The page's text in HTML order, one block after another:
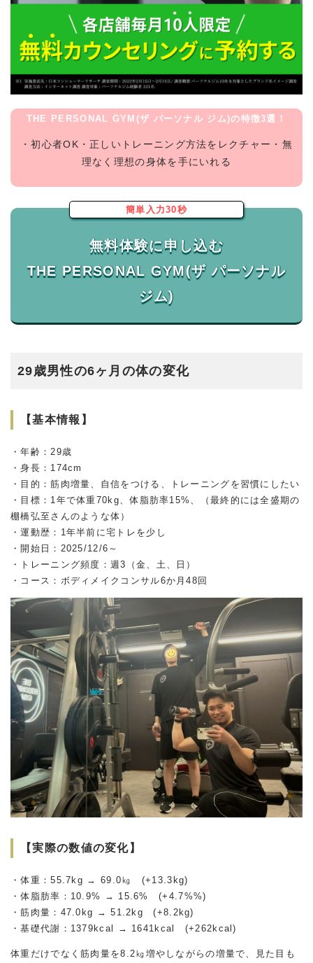
THE PERSONAL GYM(ザ パーソナル ジム)の特徴3選！
・初心者OK・正しいトレーニング方法をレクチャー・無
理なく理想の身体を手にいれる
簡単入力30秒
無料体験に申し込む
THE PERSONAL GYM(ザ パーソナル
29歳男性の6ヶ月の体の変化
【基本情報】
・年齢：29歳
・身長：174cm
・目的：筋肉増量、自信をつける、トレーニングを習慣にしたい
・目標：1年で体重70kg、体脂肪率15%、（最終的には全盛期の
棚橋弘至さんのような体）
・運動歴：1年半前に宅トレを少し
・開始日：2025/12/6～
・トレーニング頻度：週3（金、土、日）
・コース：ボディメイクコンサル6か月48回
【実際の数値の変化】
・体重：55.7kg → 69.0㎏ (+13.3kg)
・体脂肪率：10.9% → 15.6% (+4.7%%)
・筋肉量：47.0kg → 51.2kg (+8.2kg)
・基礎代謝：1379kcal → 1641kcal (+262kcal)
体重だけでなく筋肉量を8.2㎏増やしながらの増量で、見た目も